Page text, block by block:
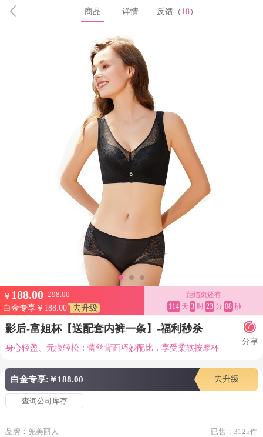
商品 详情 反馈（ 18）
￥ 188.00 298.00
白金专享￥188.00
去升级
距结束还有
114 天 3 时 23 分 06 秒
影后-富姐杯【送配套内裤一条】-福利秒杀
分享
身心轻盈、无痕轻松；蕾丝背面巧妙配比，享受柔软按摩杯
白金专享:￥188.00 去升级
查询公司库存
已售：3125件
品牌：兜美丽人